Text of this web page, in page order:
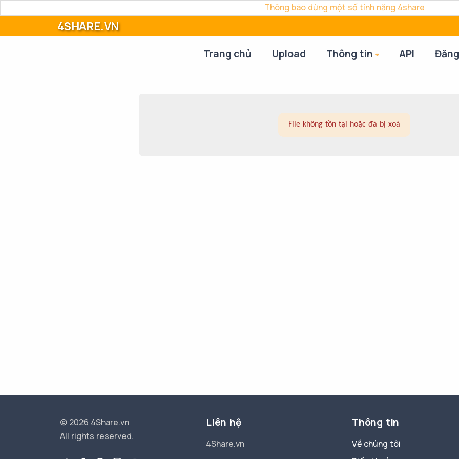
Thông báo dừng một số tính năng 4share
4SHARE.VN
Trang chủ Upload Thông tin API
File không tồn tại hoặc đã bị xoá
© 2026 4Share.vn
All rights reserved.
Liên hệ
4Share.vn
Thông tin
Về chúng tôi